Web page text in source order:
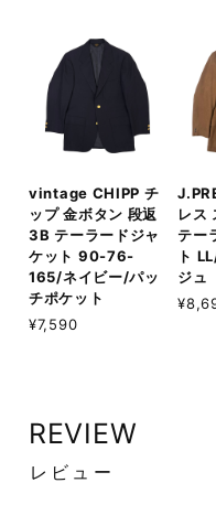
vintage CHIPP チ
ップ 金ボタン 段返
3B テーラードジャ
ケット 90-76-
165/ネイビー/パッ
チポケット
¥7,590
レス
テー
ト
ジュ
REVIEW
レビュー